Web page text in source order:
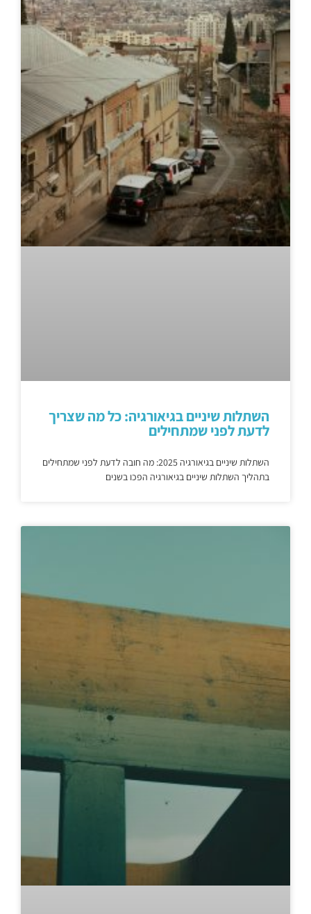
השתלות שיניים בגיאורגיה: כל מה שצריך
לדעת לפני שמתחילים
השתלות שיניים בגיאורגיה 2025: מה חובה לדעת לפני שמתחילים
בתהליך השתלות שיניים בגיאורגיה הפכו בשנים